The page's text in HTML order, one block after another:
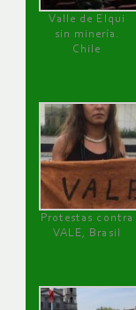
Valle de Elqui
sin minería.
Chile
Protestas contra
VALE, Brasil